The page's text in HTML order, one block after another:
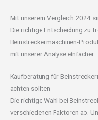
Mit unserem Vergleich 2024
Die richtige Entscheidung zu
Beinstreckermaschinen-
mit unserer Analyse einfacher.
Kaufberatung für
achten sollten
Die richtige Wahl bei
verschiedenen Faktoren ab.